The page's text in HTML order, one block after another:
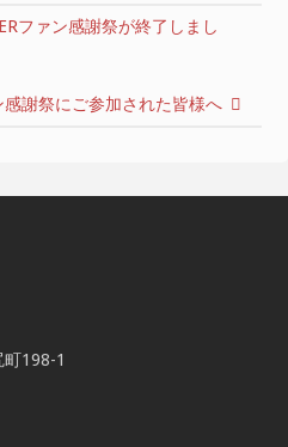
ファン感謝祭が終了しまし
謝祭にご参加された皆様へ
198-1